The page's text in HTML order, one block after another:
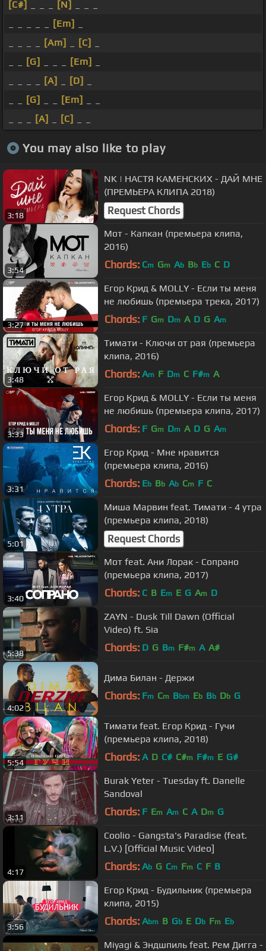
[C#] [N]
[Em]
[Am] [C]
[G] [Em]
[A] [D]
[G] [Em]
[A] [C]
You may also like to play
3:18
NK | НАСТЯ КАМЕНСКИХ - ДAЙ МНЕ
(ПРЕМЬЕРА КЛИПА 2018)
Request Chords
3:54
Мот - Капкан (премьера клипа,
2016)
Chords: Cm Gm Ab Bb Eb C D
3:27
Егор Крид & MOLLY - Если ты меня
не любишь (премьера трека, 2017)
Chords: F Gm Dm A D G Am
3:48
Тимати - Ключи от рая (премьера
клипа, 2016)
Chords: Am F Dm C F#m A
3:33
Егор Крид & MOLLY - Если ты меня
не любишь (премьера клипа, 2017)
Chords: F Gm Dm A D G Am
3:31
Егор Крид - Мне нравится
(премьера клипа, 2016)
Chords: Eb Bb Ab Cm F C
5:01
Миша Марвин feat. Тимати - 4 утра
(премьера клипа, 2018)
Request Chords
3:40
Мот feat. Ани Лорак - Сопрано
(премьера клипа, 2017)
Chords: C B Em E G Am D
5:38
ZAYN - Dusk Till Dawn (Official
Video) ft. Sia
Chords: D G Bm F#m A A#
4:02
Дима Билан - Держи
Chords: Fm Cm Bbm Eb Bb Db G
5:54
Тимати feat. Егор Крид - Гучи
(премьера клипа, 2018)
Chords: A D C# C#m F#m E G#
3:11
Burak Yeter - Tuesday ft. Danelle
Sandoval
Chords: F Em Am C A Dm G
4:17
Coolio - Gangsta's Paradise (feat.
L.V.) [Official Music Video]
Chords: Ab G Cm Fm C F B
3:56
Егор Крид - Будильник (премьера
клипа, 2015)
Chords: Abm B Gb E Db Fm Eb
Miyagi & Эндшпиль feat. Рем Дигга -